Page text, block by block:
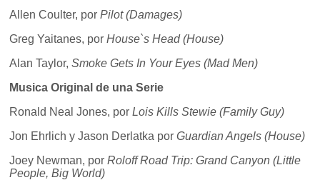
Allen Coulter, porPilot (Damages)
Greg Yaitanes, porHouse`s Head (House)
Alan Taylor,Smoke Gets In Your Eyes (Mad Men)
Musica Original de una Serie
Ronald Neal Jones, porLois Kills Stewie (Family Guy)
Jon Ehrlich y Jason Derlatka porGuardian Angels (House)
Joey Newman, porRoloff Road Trip: Grand Canyon (Little
People, Big World)